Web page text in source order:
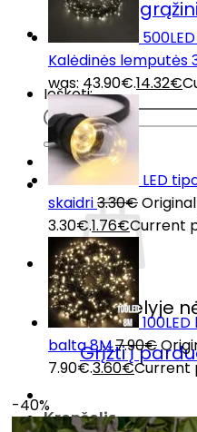
Prekių
Kontaktai
Ieškoti:
Krepšelyje
Grįžti į
Krepšelis
Kalėdinės lemputės
was: 43.90€.14.32€
LED
skaidri3.30€
3.30€.1.76€Current
balta 8M7.90€
7.90€.3.60€Current
-40%